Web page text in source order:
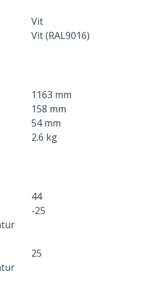
Vit
Vit (RAL9016)
1163 mm
158 mm
54 mm
2.6 kg
44
-25
25